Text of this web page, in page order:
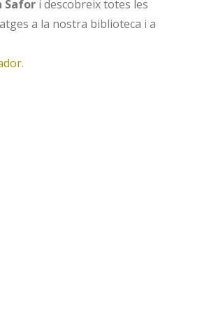
Safor i descobreix totes les
a la nostra biblioteca i a